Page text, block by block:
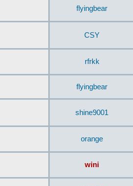
flyingbear
CSY
rfrkk
flyingbear
shine9001
orange
wini